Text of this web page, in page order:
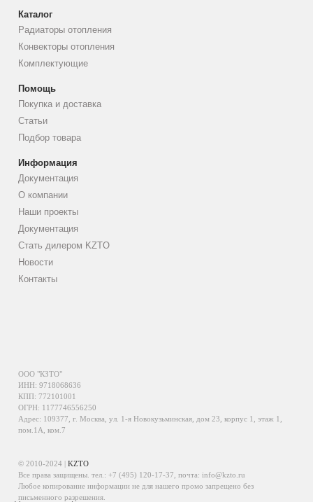
Каталог
Радиаторы отопления
Конвекторы отопления
Комплектующие
Помощь
Покупка и доставка
Статьи
Подбор товара
Информация
Документация
О компании
Наши проекты
Документация
Стать дилером KZTO
Новости
Контакты
ООО "КЗТО"
ИНН: 9718068636
КПП: 772101001
ОГРН: 1177746556250
Адрес: 109377, г. Москва, ул. 1-я Новокузьминская, дом 23, корпус 1, этаж 1,
пом.1А, ком.7
© 2010-2024 |KZTO
Все права защищены. тел.: +7 (495) 120-17-37 , почта: info@kzto.ru
Любое копирование информации не для нашего промо запрещено без
письменного разрешения.